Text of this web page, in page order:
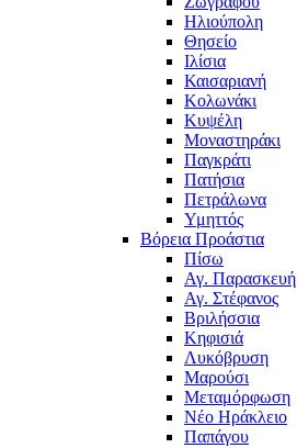
Ηλιούπολη
Θησείο
Ιλίσια
Καισαριανή
Κολωνάκι
Κυψέλη
Μοναστηράκι
Παγκράτι
Πατήσια
Πετράλωνα
Υμηττός
Βόρεια Προάστια
Πίσω
Αγ. Παρασκευή
Αγ. Στέφανος
Βριλήσσια
Κηφισιά
Λυκόβρυση
Μαρούσι
Μεταμόρφωση
Νέο Ηράκλειο
Παπάγου